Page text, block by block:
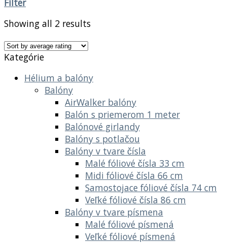
Showing all 2 results
Kategórie
Hélium a balóny
Balóny
AirWalker balóny
Balón s priemerom 1 meter
Balónové girlandy
Balóny s potlačou
Balóny v tvare čísla
Malé fóliové čísla 33 cm
Midi fóliové čísla 66 cm
Samostojace fóliové čísla 74 cm
Veľké fóliové čísla 86 cm
Balóny v tvare písmena
Malé fóliové písmená
Veľké fóliové písmená